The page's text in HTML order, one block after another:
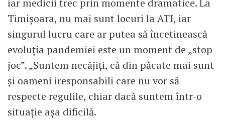
Timișoara, nu mai sunt locuri la ATI, iar
singurul lucru care ar putea să încetinească
evoluția pandemiei este un moment de „stop
joc”. „Suntem necăjiți, că din păcate mai sunt
și oameni iresponsabili care nu vor să
respecte regulile, chiar dacă suntem într-o
situație așa dificilă.